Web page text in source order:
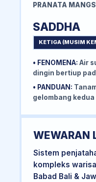
PRANATA
SADDHA
KETIGA (MUSIM
• FENOMENA: Air
dingin bertiup
• PANDUAN:
gelombang kedua
WEWARAN
Sistem
kompleks
Babad Bali &